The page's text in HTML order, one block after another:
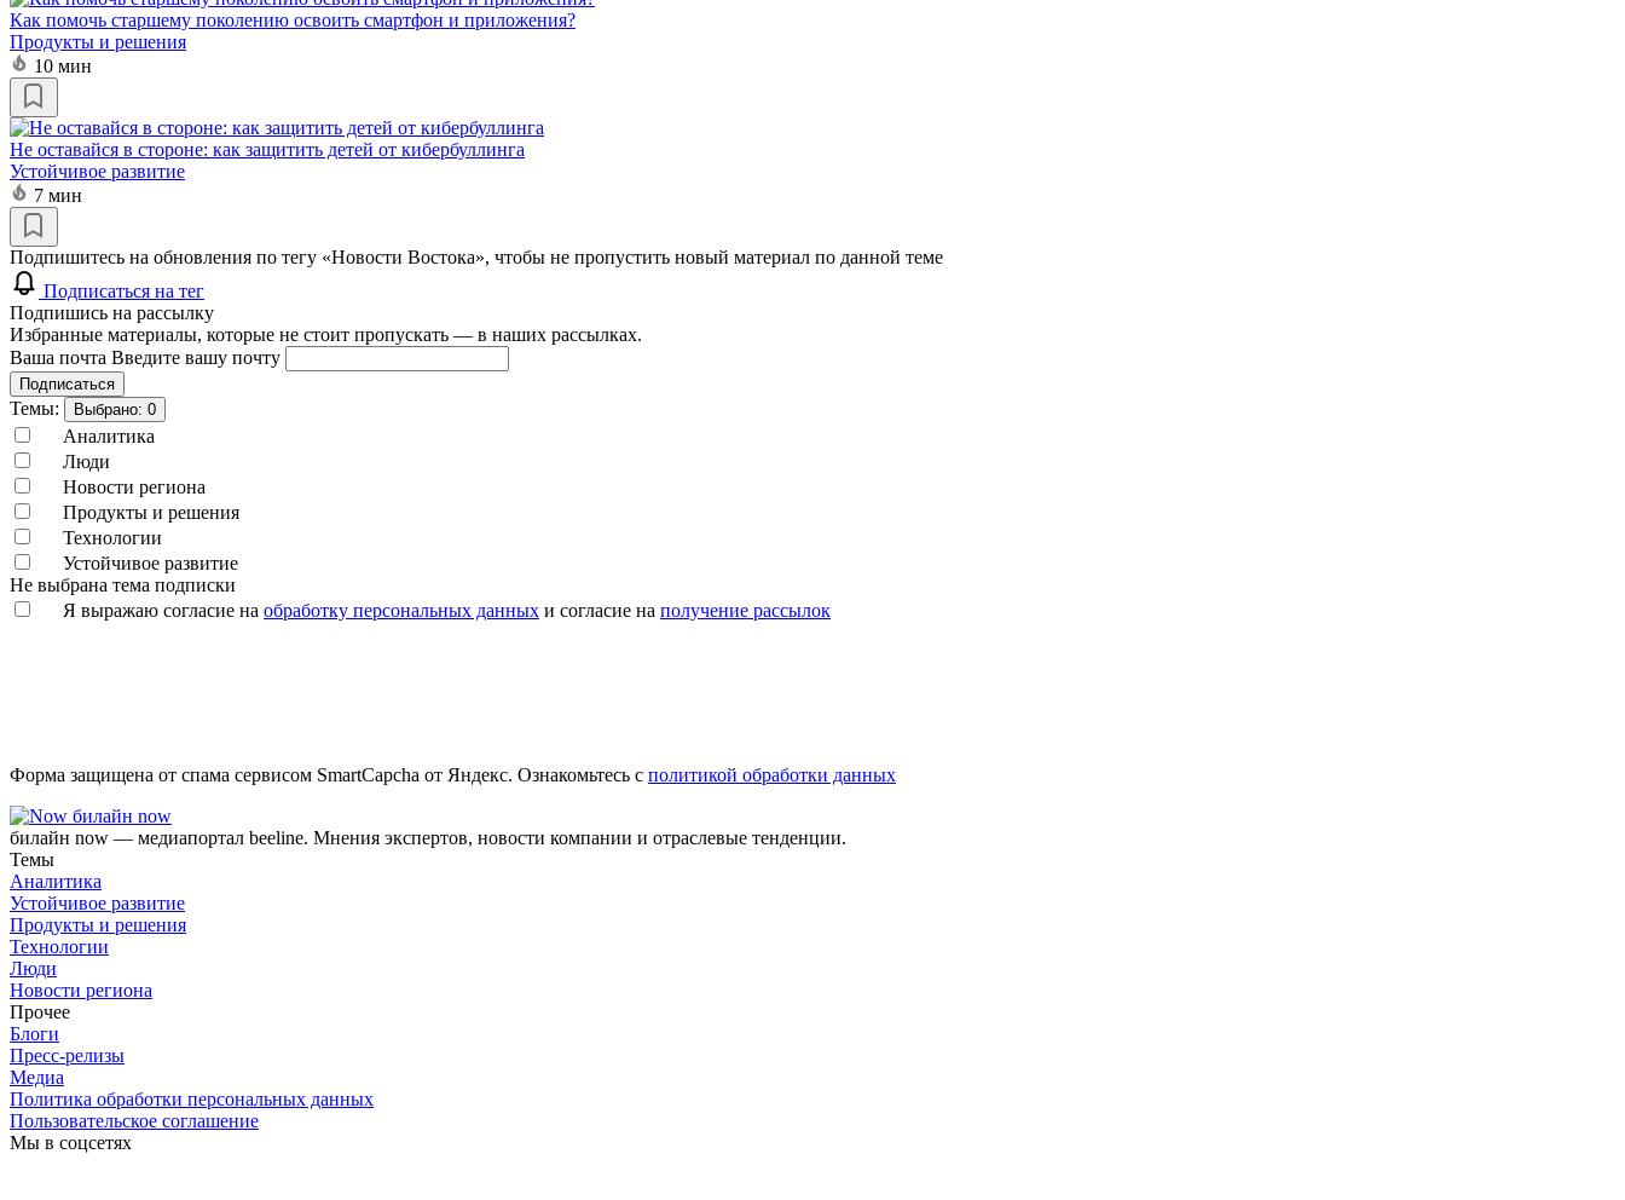
Как помочь старшему поколению освоить смартфон и приложения?
Продукты и решения
10 мин
Не оставайся в стороне: как защитить детей от кибербуллинга
Устойчивое развитие
7 мин
Подпишитесь на обновления по тегу «Новости Востока», чтобы не пропустить новый материал по данной теме
Подписаться на тег
Подпишись на рассылку
Избранные материалы, которые не стоит пропускать — в наших рассылках.
Ваша почта Введите вашу почту
Подписаться
Темы: Выбрано: 0
Аналитика
Люди
Новости региона
Продукты и решения
Технологии
Устойчивое развитие
Не выбрана тема подписки
Я выражаю согласие на обработку персональных данных и согласие на получение рассылок
Форма защищена от спама сервисом SmartCapcha от Яндекс. Ознакомьтесь с политикой обработки данных
билайн now
билайн now — медиапортал beeline. Мнения экспертов, новости компании и отраслевые тенденции.
Темы
Аналитика
Устойчивое развитие
Продукты и решения
Технологии
Люди
Новости региона
Прочее
Блоги
Пресс-релизы
Медиа
Политика обработки персональных данных
Пользовательское соглашение
Мы в соцсетях